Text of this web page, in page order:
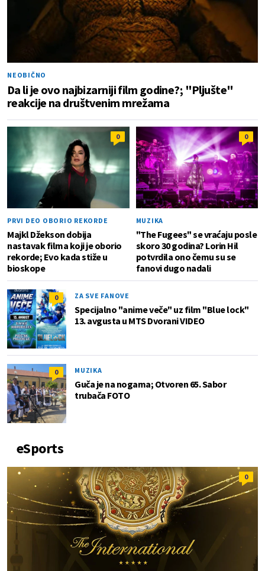
NEOBIČNO
Da li je ovo najbizarniji film godine?; "Pljušte"
reakcije na društvenim mrežama
0
PRVI DEO OBORIO REKORDE
Majkl Džekson dobija
nastavak filma koji je oborio
rekorde; Evo kada stiže u
bioskope
0
MUZIKA
"The Fugees" se vraćaju posle
skoro 30 godina? Lorin Hil
potvrdila ono čemu su se
fanovi dugo nadali
0 ZA SVE FANOVE
Specijalno "anime veče" uz film "Blue lock"
13. avgusta u MTS Dvorani VIDEO
0 MUZIKA
Guča je na nogama; Otvoren 65. Sabor
trubača FOTO
eSports
0